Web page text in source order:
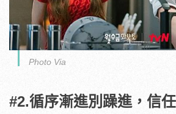
Photo Via
#2.循序漸進別躁進，信